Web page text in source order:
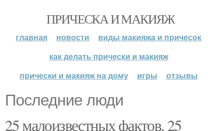
ПРИЧЕСКА И МАКИЯЖ
главная новости
виды макияжа и причесок
как делать прически и макияж
прически и макияж на дому
игры отзывы
Последние люди
25 малоизвестных фактов. 25